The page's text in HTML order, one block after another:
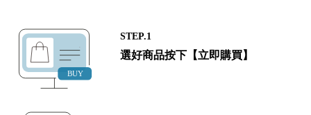
STEP.1
選好商品按下【立即購買】